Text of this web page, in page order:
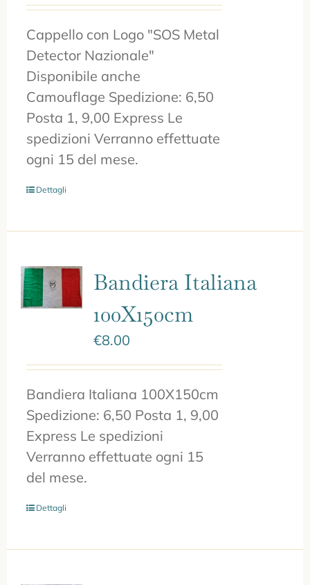
Cappello con Logo "SOS Metal
Detector Nazionale"
Disponibile anche
Camouflage Spedizione: 6,50
Posta 1, 9,00 Express Le
spedizioni Verranno effettuate
ogni 15 del mese.
Dettagli
Bandiera Italiana
100X150cm
€8.00
Bandiera Italiana 100X150cm
Spedizione: 6,50 Posta 1, 9,00
Express Le spedizioni
Verranno effettuate ogni 15
del mese.
Dettagli